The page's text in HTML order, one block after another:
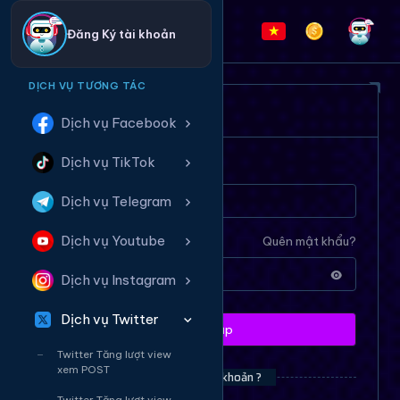
Đăng Ký tài khoản
DỊCH VỤ TƯƠNG TÁC
Dịch vụ Facebook
Dịch vụ TikTok
Dịch vụ Telegram
Dịch vụ Youtube
Dịch vụ Instagram
Dịch vụ Twitter
Twitter Tăng lượt view
xem POST
ĐĂNG NHẬP HỆ THỐNG
Tên tài khoản
Quên mật khẩu?
Mật khẩu
Đăng nhập
Bạn chưa có tài khoản ?